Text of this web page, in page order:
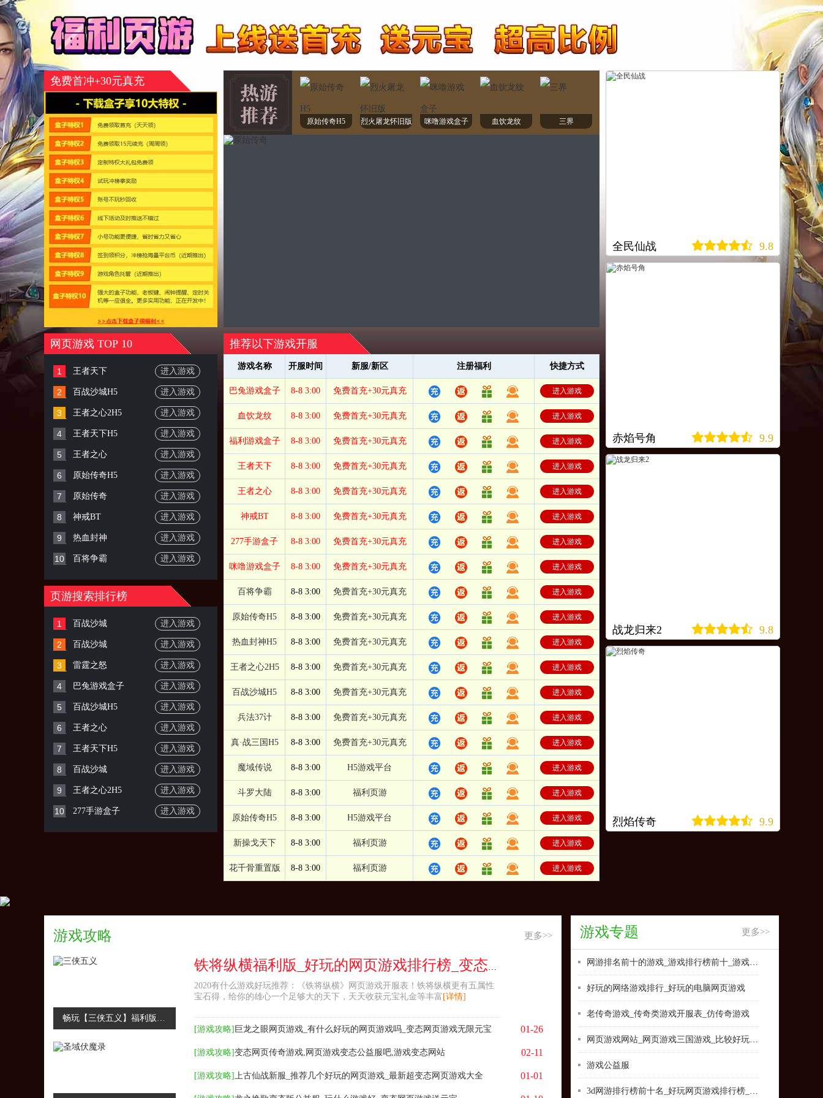
免费首冲+30元真充
网页游戏 TOP 10
1 王者天下 进入游戏
2 百战沙城H5 进入游戏
3 王者之心2H5 进入游戏
4 王者天下H5 进入游戏
5 王者之心 进入游戏
6 原始传奇H5 进入游戏
7 原始传奇 进入游戏
8 神戒BT 进入游戏
9 热血封神 进入游戏
10 百将争霸 进入游戏
页游搜索排行榜
1 百战沙城 进入游戏
2 百战沙城 进入游戏
3 雷霆之怒 进入游戏
4 巴兔游戏盒子 进入游戏
5 百战沙城H5 进入游戏
6 王者之心 进入游戏
7 王者天下H5 进入游戏
8 百战沙城 进入游戏
9 王者之心2H5 进入游戏
10 277手游盒子 进入游戏
原始传奇H5 烈火屠龙怀旧版 咪噜游戏盒子 血饮龙纹 三界
推荐以下游戏开服
游戏名称 开服时间 新服/新区 注册福利 快捷方式
巴兔游戏盒子 8-8 3:00 免费首充+30元真充 进入游戏
血饮龙纹 8-8 3:00 免费首充+30元真充 进入游戏
福利游戏盒子 8-8 3:00 免费首充+30元真充 进入游戏
王者天下 8-8 3:00 免费首充+30元真充 进入游戏
王者之心 8-8 3:00 免费首充+30元真充 进入游戏
神戒BT 8-8 3:00 免费首充+30元真充 进入游戏
277手游盒子 8-8 3:00 免费首充+30元真充 进入游戏
咪噜游戏盒子 8-8 3:00 免费首充+30元真充 进入游戏
百将争霸 8-8 3:00 免费首充+30元真充 进入游戏
原始传奇H5 8-8 3:00 免费首充+30元真充 进入游戏
热血封神H5 8-8 3:00 免费首充+30元真充 进入游戏
王者之心2H5 8-8 3:00 免费首充+30元真充 进入游戏
百战沙城H5 8-8 3:00 免费首充+30元真充 进入游戏
兵法37计 8-8 3:00 免费首充+30元真充 进入游戏
真·战三国H5 8-8 3:00 免费首充+30元真充 进入游戏
魔域传说 8-8 3:00 H5游戏平台 进入游戏
斗罗大陆 8-8 3:00 福利页游 进入游戏
原始传奇H5 8-8 3:00 H5游戏平台 进入游戏
新操戈天下 8-8 3:00 福利页游 进入游戏
花千骨重置版 8-8 3:00 福利页游 进入游戏
全民仙战 9.8
赤焰号角 9.9
战龙归来2 9.8
烈焰传奇 9.9
游戏攻略 更多>>
畅玩【三侠五义】福利版，免费福利送不停
铁将纵横福利版_好玩的网页游戏排行榜_变态版游戏大全
2020有什么游戏好玩推荐：《铁将纵横》网页游戏开服表！铁将纵横更有五属性
宝石得，给你的雄心一个足够大的天下，天天收获元宝礼金等丰富 [详情]
[游戏攻略] 巨龙之眼网页游戏_有什么好玩的网页游戏吗_变态网页游戏无限元宝 01-26
[游戏攻略]变态网页传奇游戏,网页游戏变态公益服吧,游戏变态网站 02-11
[游戏攻略]上古仙战新服_推荐几个好玩的网页游戏_最新超变态网页游戏大全 01-01
游戏专题 更多>>
网游排名前十的游戏_游戏排行榜前十_游戏排行榜前十
好玩的网络游戏排行_好玩的电脑网页游戏
老传奇游戏_传奇类游戏开服表_仿传奇游戏
网页游戏网站_网页游戏三国游戏_比较好玩的网页游戏
游戏公益服
3d网游排行榜前十名_好玩网页游戏排行榜_新游戏排行榜